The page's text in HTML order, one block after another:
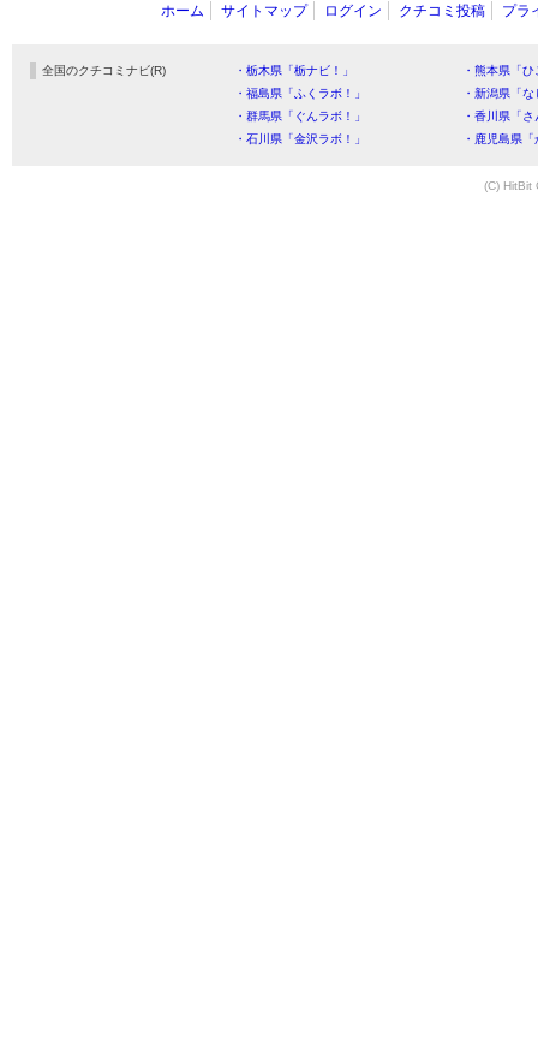
ホーム サイトマップ ログイン クチコミ投稿 プラ
全国のクチコミナビ(R) ・栃木県「栃ナビ！」
・熊本県「
・福島県「ふくラボ！」
・新潟県「
・群馬県「ぐんラボ！」
・香川県「
・石川県「金沢ラボ！」
・鹿児島県
(C) HitBit